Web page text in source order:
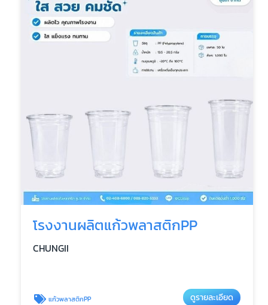
โรงงานผลิตแก้วพลาสติกPP
CHUNGII
แก้วพลาสติกPP ดูรายละเอียด